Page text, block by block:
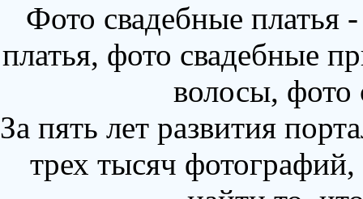
Фото свадебные
платья, фото свадебные
волосы,
За пять лет развития
трех тысяч